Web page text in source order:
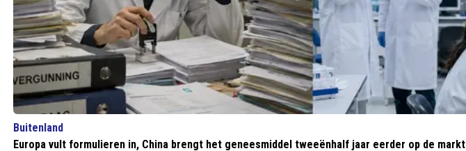
Buitenland
Europa vult formulieren in, China brengt het geneesmiddel tweeënhalf jaar eerder op de markt